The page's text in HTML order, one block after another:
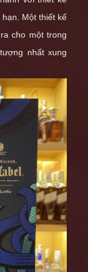
Một thiết kế
cho một trong
nhất xung